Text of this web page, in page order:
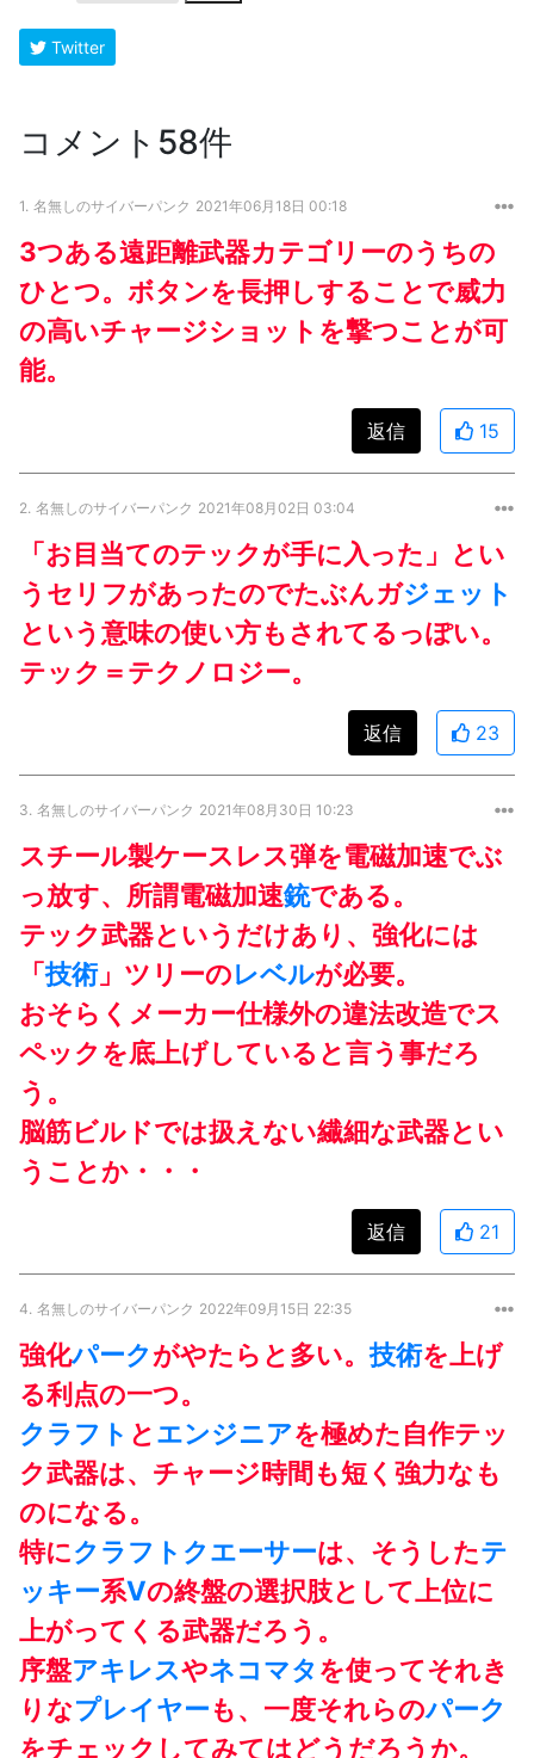
Twitter
コメント58件
1. 名無しのサイバーパンク 2021年06月18日 00:18
3つある遠距離武器カテゴリーのうちの
ひとつ。ボタンを長押しすることで威力
の高いチャージショットを撃つことが可
能。
返信 15
2. 名無しのサイバーパンク 2021年08月02日 03:04
「お目当てのテックが手に入った」とい
うセリフがあったのでたぶんガジェット
という意味の使い方もされてるっぽい。
テック＝テクノロジー。
返信 23
3. 名無しのサイバーパンク 2021年08月30日 10:23
スチール製ケースレス弾を電磁加速でぶ
っ放す、所謂電磁加速銃である。
テック武器というだけあり、強化には
「技術」ツリーのレベルが必要。
おそらくメーカー仕様外の違法改造でス
ペックを底上げしていると言う事だろ
う。
脳筋ビルドでは扱えない繊細な武器とい
うことか・・・
返信 21
4. 名無しのサイバーパンク 2022年09月15日 22:35
強化パークがやたらと多い。技術を上げ
る利点の一つ。
クラフト とエンジニアを極めた自作テッ
ク武器は、チャージ時間も短く強力なも
のになる。
特にクラフト クエーサーは、そうしたテ
ッキー系Vの終盤の選択肢として上位に
上がってくる武器だろう。
序盤アキレスやネコマタ を使ってそれき
りなプレイヤーも、一度それらのパーク
をチェックしてみてはどうだろうか。